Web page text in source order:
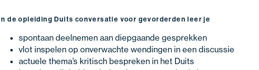
de opleiding Duits conversatie voor gevorderden leer je
spontaan deelnemen aan diepgaande gesprekken
vlot inspelen op onverwachte wendingen in een discussie
actuele thema’s kritisch bespreken in het Duits